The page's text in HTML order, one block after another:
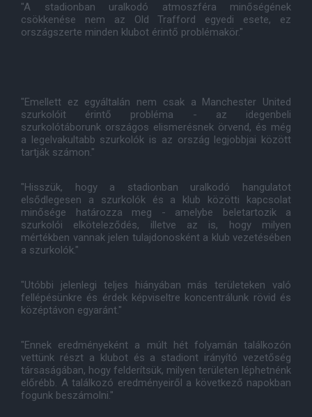
"A stadionban uralkodó atmoszféra minőségének
csökkenése nem az Old Trafford egyedi esete, ez
országszerte minden klubot érintő problémakör."
"Emellett ez egyáltalán nem csak a Manchester United
szurkolóit érintő probléma - az idegenbeli
szurkolótáborunk országos elismerésnek örvend, és még
a legelvakultabb szurkolók is az ország legjobbjai között
tartják számon."
"Hisszük, hogy a stadionban uralkodó hangulatot
elsődlegesen a szurkolók és a klub közötti kapcsolat
minősége határozza meg - amelybe beletartozik a
szurkolói elköteleződés, illetve az is, hogy milyen
mértékben vannak jelen tulajdonosként a klub vezetésében
a szurkolók."
"Utóbbi jelenlegi teljes hiányában más területeken való
fellépésünkre és érdek képviseltre koncentrálunk rövid és
középtávon egyaránt."
"Ennek eredményeként a múlt hét folyamán találkozón
vettünk részt a klubot és a stadiont irányító vezetőség
társaságában, hogy felderítsük, milyen területen léphetnénk
előrébb. A találkozó eredményeiről a következő napokban
fogunk beszámolni."